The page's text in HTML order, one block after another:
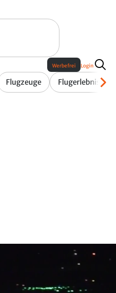
Flugzeuge Flugerlebnis
Werbefrei Login